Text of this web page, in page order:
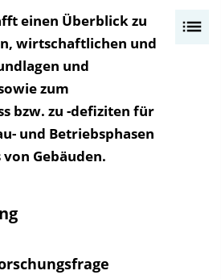
einen Überblick zu
wirtschaftlichen und
und
zum
bzw. zu -defiziten für
und Betriebsphasen
Gebäuden.